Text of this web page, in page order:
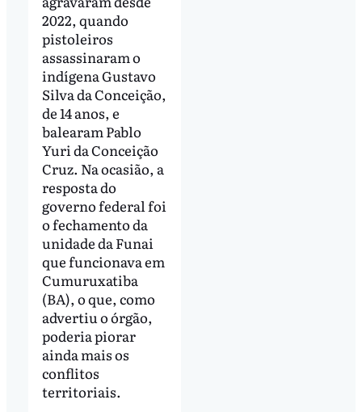
2022, quando
pistoleiros
assassinaram o
indígena Gustavo
Silva da Conceição,
de 14 anos, e
balearam Pablo
Yuri da Conceição
Cruz. Na ocasião, a
resposta do
governo federal foi
o fechamento da
unidade da Funai
que funcionava em
Cumuruxatiba
(BA), o que, como
advertiu o órgão,
poderia piorar
ainda mais os
conflitos
territoriais.